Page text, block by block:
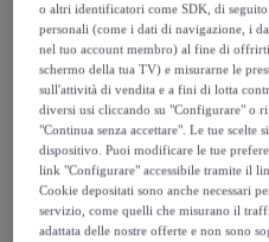
15,40 €
42,00 €
-63%
Guida alle taglie
Venduto daHot Buttered
o altri identificatori come SDK, di
personali (come i dati di navigazione, i
nel tuo account membro) al fine di
schermo della tua TV) e misurarne le
sull'attività di vendita e a fini di lotta
diversi usi cliccando su "Configurare" o
"Continua senza accettare". Le tue scelte
dispositivo. Puoi modificare le tue
link "Configurare" accessibile tramite il
Cookie depositati sono anche necessari
servizio, come quelli che misurano il
adattata delle nostre offerte e non sono